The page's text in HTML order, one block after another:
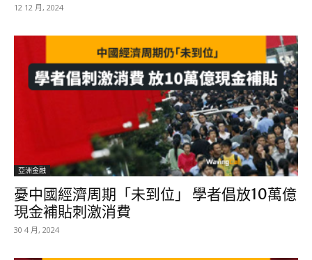
12 12 月, 2024
亞洲金融
憂中國經濟周期「未到位」 學者倡放10萬億
現金補貼刺激消費
30 4 月, 2024